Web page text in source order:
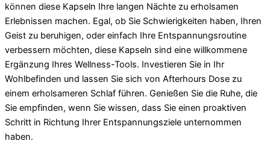
können diese Kapseln Ihre langen Nächte zu erholsamen
Erlebnissen machen. Egal, ob Sie Schwierigkeiten haben, Ihren
Geist zu beruhigen, oder einfach Ihre Entspannungsroutine
verbessern möchten, diese Kapseln sind eine willkommene
Ergänzung Ihres Wellness-Tools. Investieren Sie in Ihr
Wohlbefinden und lassen Sie sich von Afterhours Dose zu
einem erholsameren Schlaf führen. Genießen Sie die Ruhe, die
Sie empfinden, wenn Sie wissen, dass Sie einen proaktiven
Schritt in Richtung Ihrer Entspannungsziele unternommen
haben.